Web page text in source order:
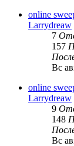
online
Larrydreaw
7
157
Вс
online
Larrydreaw
9
148
Вс